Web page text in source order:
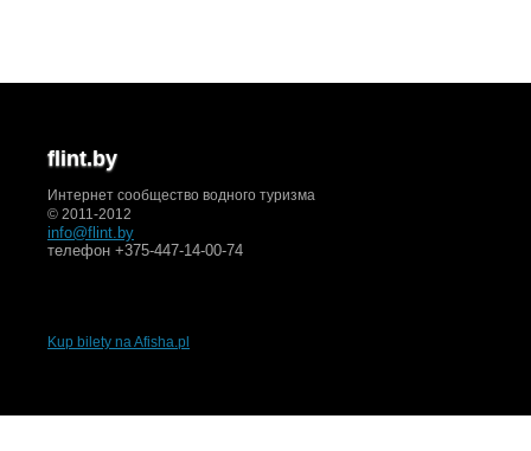
flint.by
Интернет сообщество водного туризма
© 2011-2012
info@flint.by
телефон +375-447-14-00-74
Kup bilety na Afisha.pl